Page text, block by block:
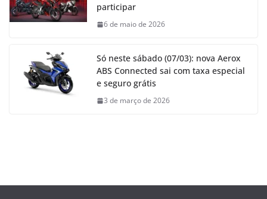
participar
6 de maio de 2026
Só neste sábado (07/03): nova Aerox
ABS Connected sai com taxa especial
e seguro grátis
3 de março de 2026